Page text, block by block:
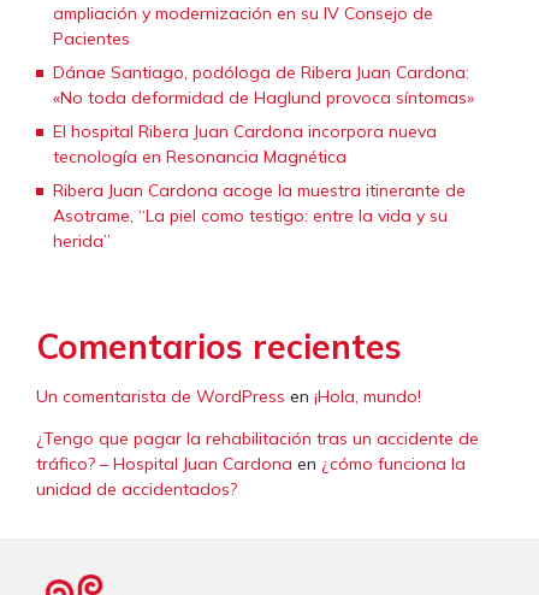
ampliación y modernización en su IV Consejo de
Pacientes
Dánae Santiago, podóloga de Ribera Juan Cardona:
«No toda deformidad de Haglund provoca síntomas»
El hospital Ribera Juan Cardona incorpora nueva
tecnología en Resonancia Magnética
Ribera Juan Cardona acoge la muestra itinerante de
Asotrame, “La piel como testigo: entre la vida y su
herida”
Comentarios recientes
Un comentarista de WordPress en ¡Hola, mundo!
¿Tengo que pagar la rehabilitación tras un accidente de
tráfico? – Hospital Juan Cardona en ¿cómo funciona la
unidad de accidentados?